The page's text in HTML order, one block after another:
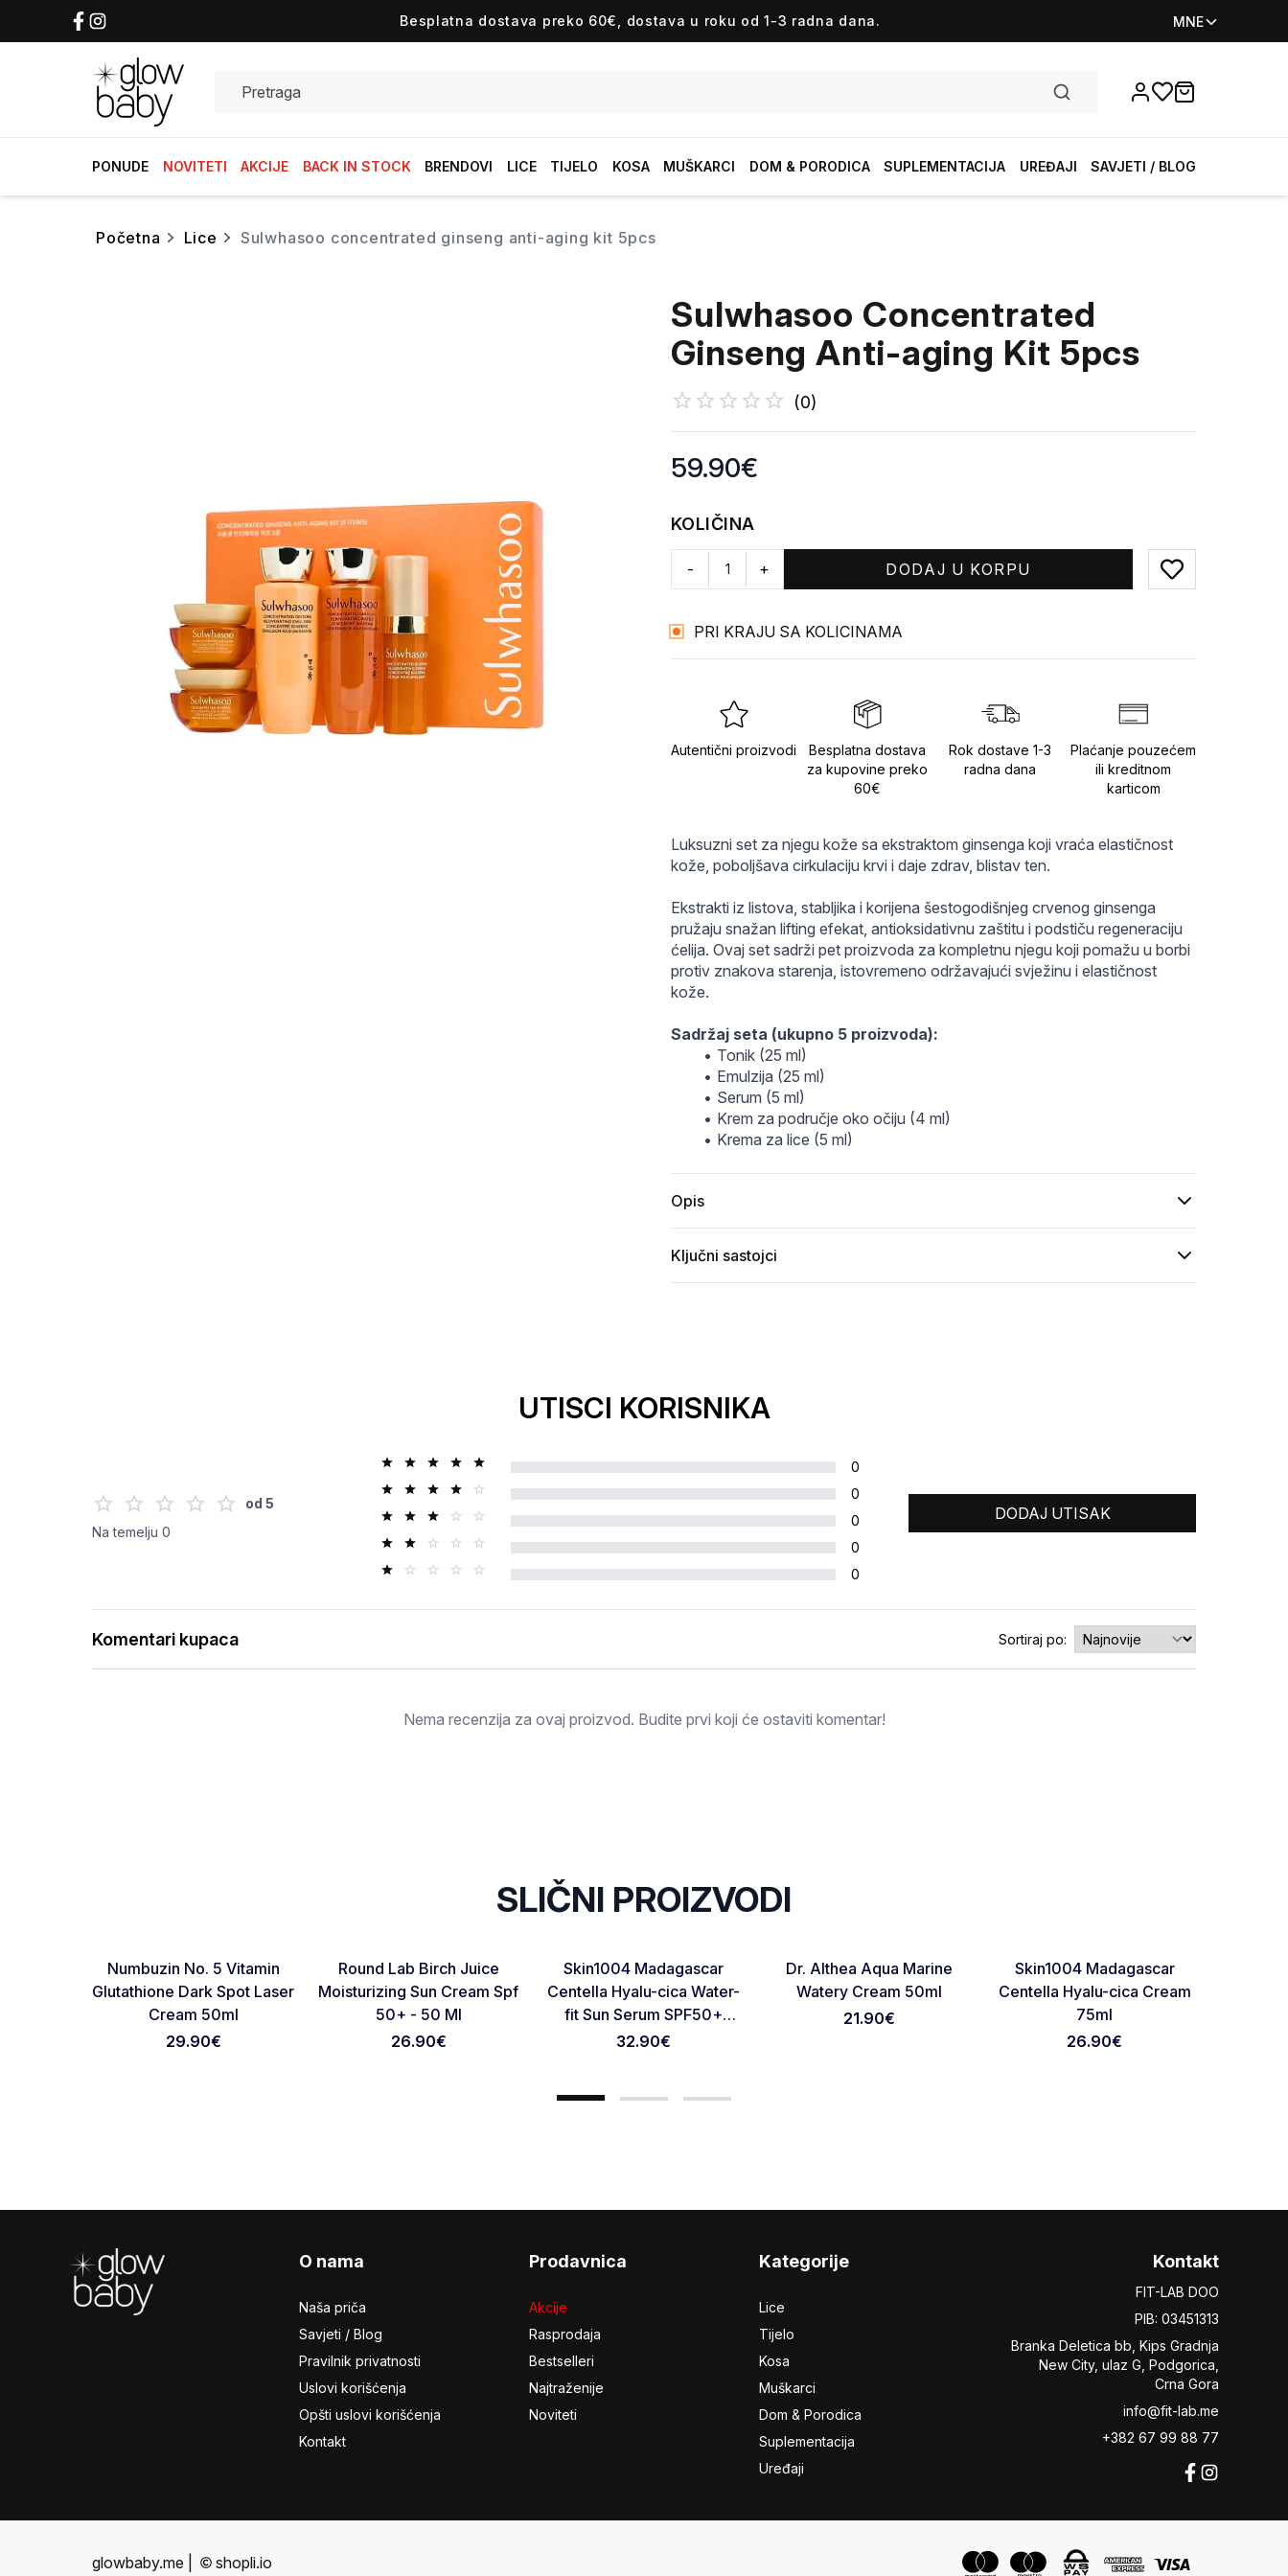
Besplatna dostava preko 60€, dostava u roku od 1-3 radna dana. MNE
Favorites
items in cart,
PONUDE NOVITETI AKCIJE BACK IN STOCK BRENDOVI LICE TIJELO KOSA MUŠKARCI DOM & PORODICA SUPLEMENTACIJA UREĐAJI SAVJETI / BLOG
početna lice sulwhasoo concentrated ginseng anti-aging kit 5pcs
Sulwhasoo Concentrated
Ginseng Anti-aging Kit 5pcs
(0)
Product information
59.90€
KOLIČINA
- + DODAJ U KORPU
Add to favorites
PRI KRAJU SA KOLICINAMA
Autentični proizvodi
Besplatna dostava
za kupovine preko
60€
Rok dostave 1-3
radna dana
Plaćanje pouzećem
ili kreditnom
karticom
Luksuzni set za njegu kože sa ekstraktom ginsenga koji vraća elastičnost
kože, poboljšava cirkulaciju krvi i daje zdrav, blistav ten.
Ekstrakti iz listova, stabljika i korijena šestogodišnjeg crvenog ginsenga
pružaju snažan lifting efekat, antioksidativnu zaštitu i podstiču regeneraciju
ćelija. Ovaj set sadrži pet proizvoda za kompletnu njegu koji pomažu u borbi
protiv znakova starenja, istovremeno održavajući svježinu i elastičnost
kože.
Sadržaj seta (ukupno 5 proizvoda):
Tonik (25 ml)
Emulzija (25 ml)
Serum (5 ml)
Krem za područje oko očiju (4 ml)
Krema za lice (5 ml)
Opis
Ključni sastojci
UTISCI KORISNIKA
od 5
Na temelju 0
0
0
0
0
0
DODAJ UTISAK
Ocjena
Otkaži pregled Pošaljite pregled
Komentari kupaca Sortiraj po:
Nema recenzija za ovaj proizvod. Budite prvi koji će ostaviti komentar!
SLIČNI PROIZVODI
Favorite
Numbuzin No. 5 Vitamin
Glutathione Dark Spot Laser
Cream 50ml
29.90€
Favorite
Round Lab Birch Juice
Moisturizing Sun Cream Spf
50+ - 50 Ml
26.90€
Favorite
Skin1004 Madagascar
Centella Hyalu-cica Water-
fit Sun Serum SPF50+
PA++++ 100ml
32.90€
Favorite
Dr. Althea Aqua Marine
Watery Cream 50ml
21.90€
Favorite
Skin1004 Madagascar
Centella Hyalu-cica Cream
75ml
26.90€
O nama
Naša priča
Savjeti / Blog
Pravilnik privatnosti
Uslovi korišćenja
Opšti uslovi korišćenja
Kontakt
Prodavnica
Akcije
Rasprodaja
Bestselleri
Najtraženije
Noviteti
Kategorije
Lice
Tijelo
Kosa
Muškarci
Dom & Porodica
Suplementacija
Uređaji
Kontakt
FIT-LAB DOO
PIB: 03451313
Branka Deletica bb, Kips Gradnja
New City, ulaz G, Podgorica,
Crna Gora
info@fit-lab.me
+382 67 99 88 77
glowbaby.me shopli.io